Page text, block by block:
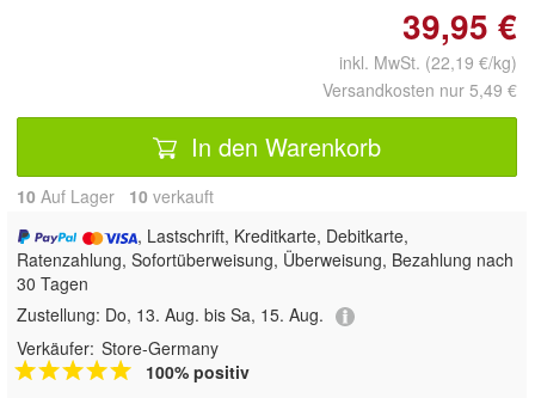
39,95 €
inkl. MwSt. (22,19 €/kg)
Versandkosten nur 5,49 €
In den Warenkorb
10 Auf Lager 10 verkauft
, Lastschrift, Kreditkarte, Debitkarte,
Ratenzahlung, Sofortüberweisung, Überweisung, Bezahlung nach
30 Tagen
Zustellung: Do, 13. Aug. bis Sa, 15. Aug.
Verkäufer: Store-Germany
100% positiv